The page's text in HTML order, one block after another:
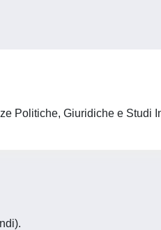
Politiche, Giuridiche e Studi